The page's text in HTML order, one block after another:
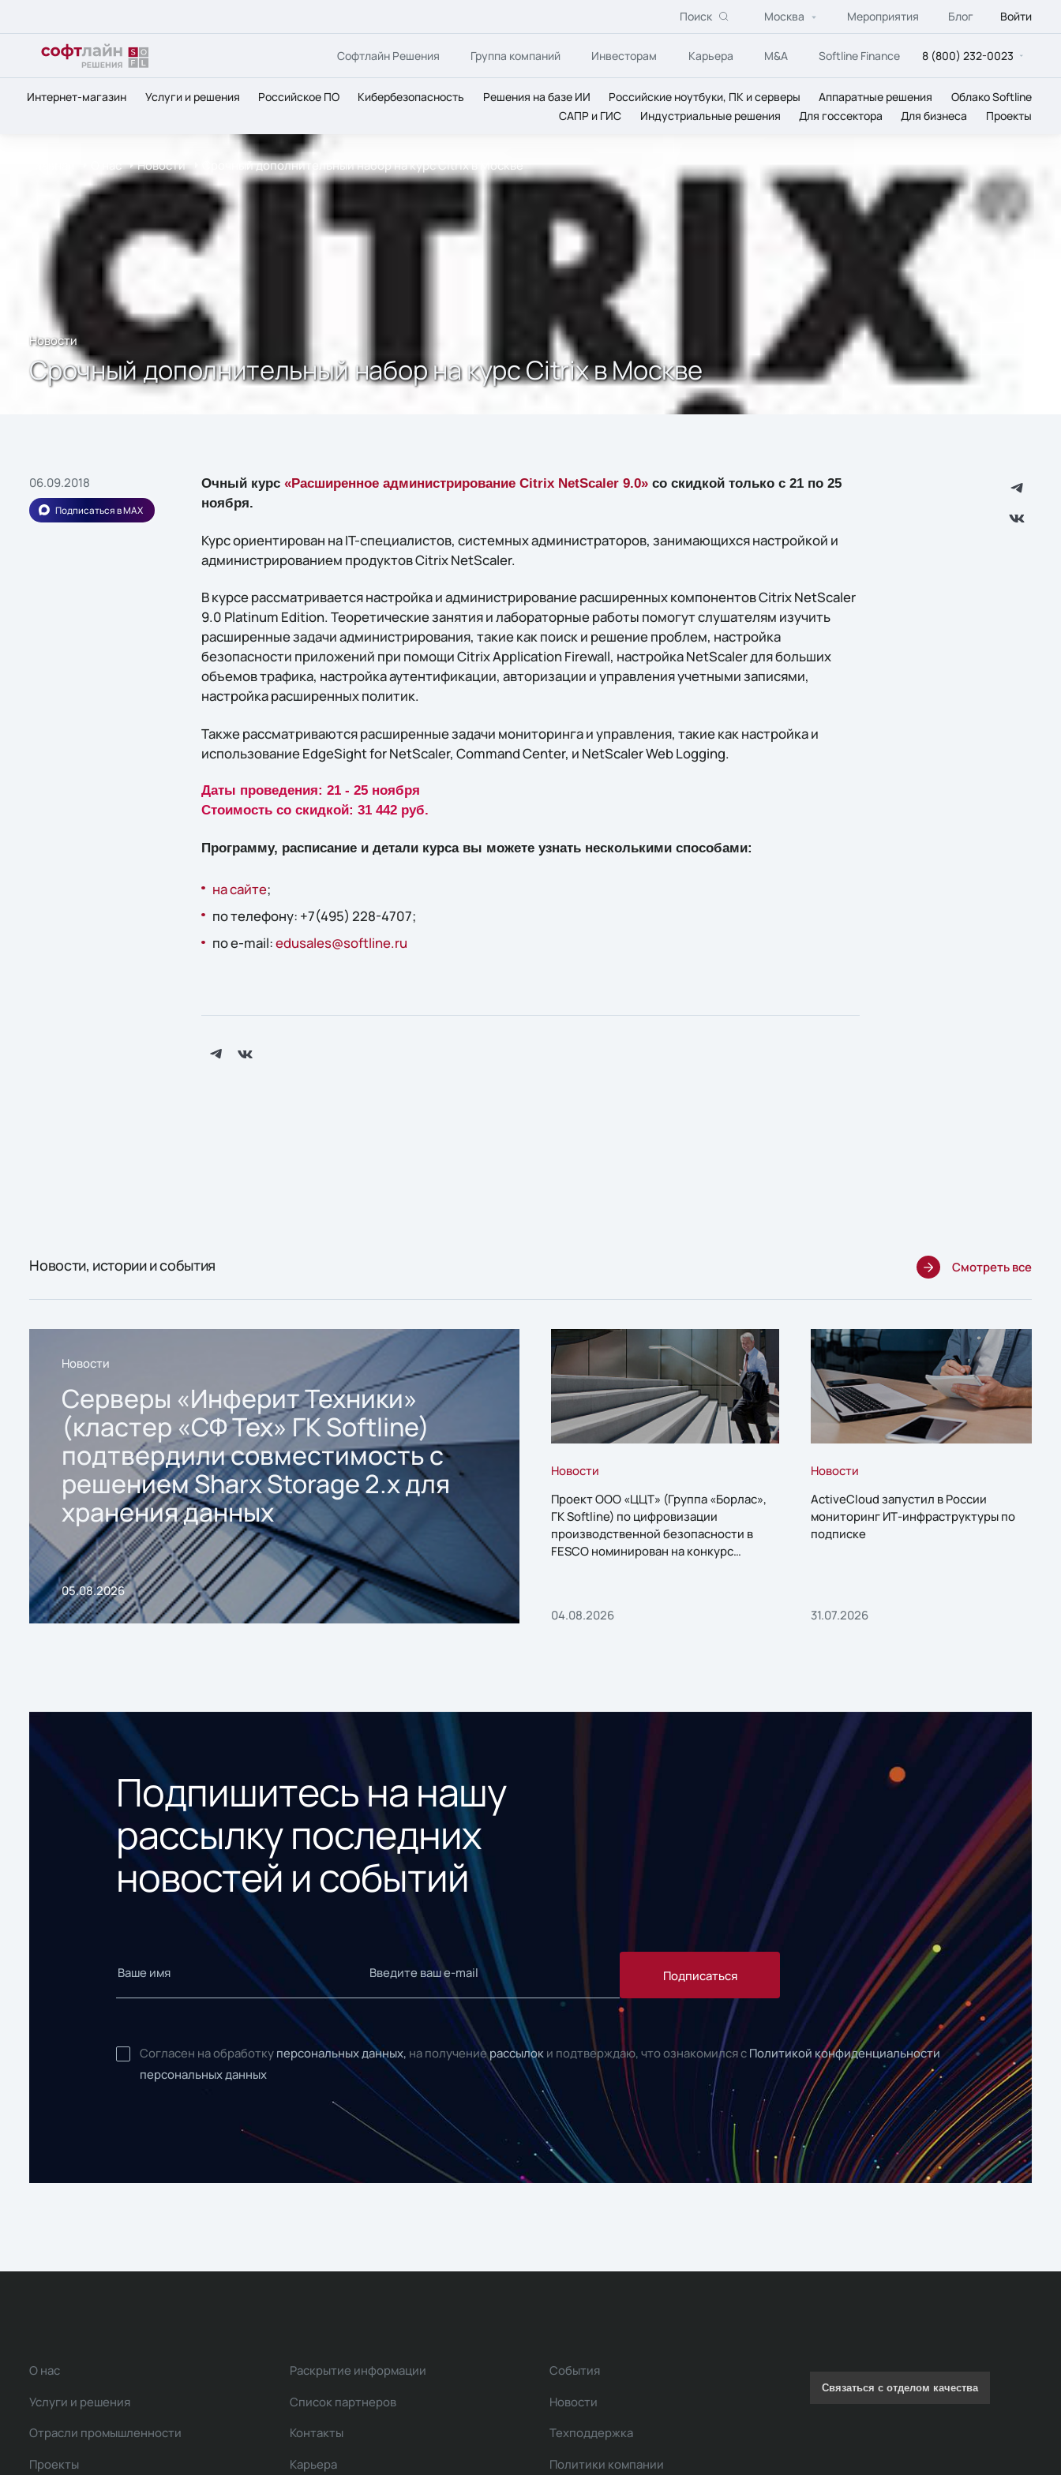
Поиск Москва Мероприятия Блог Войти
Софтлайн Решения Группа компаний Инвесторам Карьера M&A Softline Finance 8 (800) 232-0023
Интернет-магазин Услуги и решения Российское ПО Кибербезопасность Решения на базе ИИ Российские ноутбуки, ПК и серверы Аппаратные решения
Облако Softline
САПР и ГИС
Индустриальные решения Для госсектора Для бизнеса Проекты
О нас Новости Срочный дополнительный набор на курс Citrix в Москве
Новости
Срочный дополнительный набор на курс Citrix в Москве
06.09.2018
Подписаться в MAX
Очный курс «Расширенное администрирование Citrix NetScaler 9.0»со скидкой только с 21 по 25
ноября.
Курс ориентирован на IT-специалистов, системных администраторов, занимающихся настройкой и
администрированием продуктов Citrix NetScaler.
В курсе рассматривается настройка и администрирование расширенных компонентов Citrix NetScaler
9.0 Platinum Edition. Теоретические занятия и лабораторные работы помогут слушателям изучить
расширенные задачи администрирования, такие как поиск и решение проблем, настройка
безопасности приложений при помощи Citrix Application Firewall, настройка NetScaler для больших
объемов трафика, настройка аутентификации, авторизации и управления учетными записями,
настройка расширенных политик.
Также рассматриваются расширенные задачи мониторинга и управления, такие как настройка и
использование EdgeSight for NetScaler, Command Center, и NetScaler Web Logging.
Даты проведения: 21 - 25 ноября
Стоимость со скидкой: 31 442 руб.
Программу, расписание и детали курса вы можете узнать несколькими способами:
на сайте;
по телефону: +7(495) 228-4707;
по e-mail:edusales@softline.ru
Новости, истории и события Смотреть все
Новости
Серверы «Инферит Техники»
(кластер «СФ Тех» ГК Softline)
подтвердили совместимость с
решением Sharx Storage 2.x для
хранения данных
05.08.2026
Новости
Проект ООО «ЦЦТ» (Группа «Борлас»,
ГК Softline) по цифровизации
производственной безопасности в
FESCO номинирован на конкурс
04.08.2026
Новости
ActiveCloud запустил в России
мониторинг ИТ-инфраструктуры по
подписке
31.07.2026
Подпишитесь на нашу
рассылку последних
новостей и событий
Подписаться
Согласен на обработку персональных данных, на получениерассылок и подтверждаю, что ознакомился с Политикой конфиденциальности
персональных данных
О нас
Услуги и решения
Отрасли промышленности
Проекты
Раскрытие информации
Список партнеров
Контакты
Карьера
События
Новости
Техподдержка
Политики компании
Связаться с отделом качества